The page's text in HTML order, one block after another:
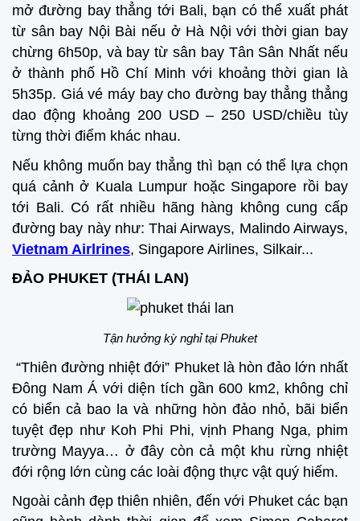
mở đường bay thẳng tới Bali, bạn có thể xuất phát
từ sân bay Nội Bài nếu ở Hà Nội với thời gian bay
chừng 6h50p, và bay từ sân bay Tân Sân Nhất nếu
ở thành phố Hồ Chí Minh với khoảng thời gian là
5h35p. Giá vé máy bay cho đường bay thẳng thẳng
dao động khoảng 200 USD – 250 USD/chiều tùy
từng thời điểm khác nhau.
Nếu không muốn bay thẳng thì bạn có thể lựa chọn
quá cảnh ở Kuala Lumpur hoặc Singapore rồi bay
tới Bali. Có rất nhiều hãng hàng không cung cấp
đường bay này như: Thai Airways, Malindo Airways,
Vietnam Airlrines, Singapore Airlines, Silkair...
ĐẢO PHUKET (THÁI LAN)
Tận hưởng kỳ nghỉ tại Phuket
“Thiên đường nhiệt đới” Phuket là hòn đảo lớn nhất
Đông Nam Á với diện tích gần 600 km2, không chỉ
có biển cả bao la và những hòn đảo nhỏ, bãi biển
tuyệt đẹp như Koh Phi Phi, vịnh Phang Nga, phim
trường Mayya… ở đây còn cả một khu rừng nhiệt
đới rộng lớn cùng các loài động thực vật quý hiếm.
Ngoài cảnh đẹp thiên nhiên, đến với Phuket các bạn